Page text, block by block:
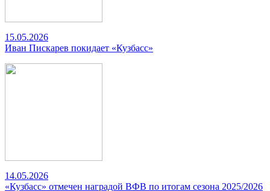
15.05.2026
Иван Пискарев покидает «Кузбасс»
14.05.2026
«Кузбасс» отмечен наградой ВФВ по итогам сезона 2025/2026